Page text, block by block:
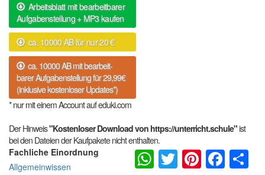
Arbeitsblatt mit bearbeitbarer
Aufgabenstellung + MP3 kaufen
ca. 10000 AB für nur 20 €
ca. 10000 AB mit bearbeit-
barer Aufgabenstellung für 29,99€
(inklusive kostenloser Updates*)
* nur mit einem Account auf eduki.com
Der Hinweis"Kostenloser Download von https://unterricht.schule"ist
bei den Dateien der Kaufpakete nicht enthalten.
Fachliche Einordnung
Allgemeinwissen
WhatsApp
Twitter